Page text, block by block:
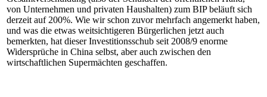
von Unternehmen und privaten Haushalten) zum BIP beläuft sich
derzeit auf 200%. Wie wir schon zuvor mehrfach angemerkt haben,
und was die etwas weitsichtigeren Bürgerlichen jetzt auch
bemerkten, hat dieser Investitionsschub seit 2008/9 enorme
Widersprüche in China selbst, aber auch zwischen den
wirtschaftlichen Supermächten geschaffen.